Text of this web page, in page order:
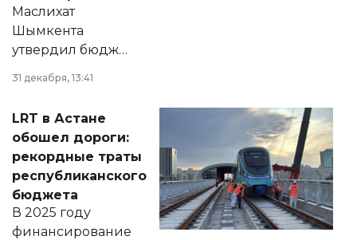
Маслихат
Шымкента
утвердил бюджет
города на 2026–
2028 годы.
документ
появился в базе
нормативных
правовых актов и
на сайте маслихат
города.
31 декабря, 13:41
LRT в Астане
обошел дороги:
рекордные траты
республиканского
бюджета
В 2025 году
финансирование